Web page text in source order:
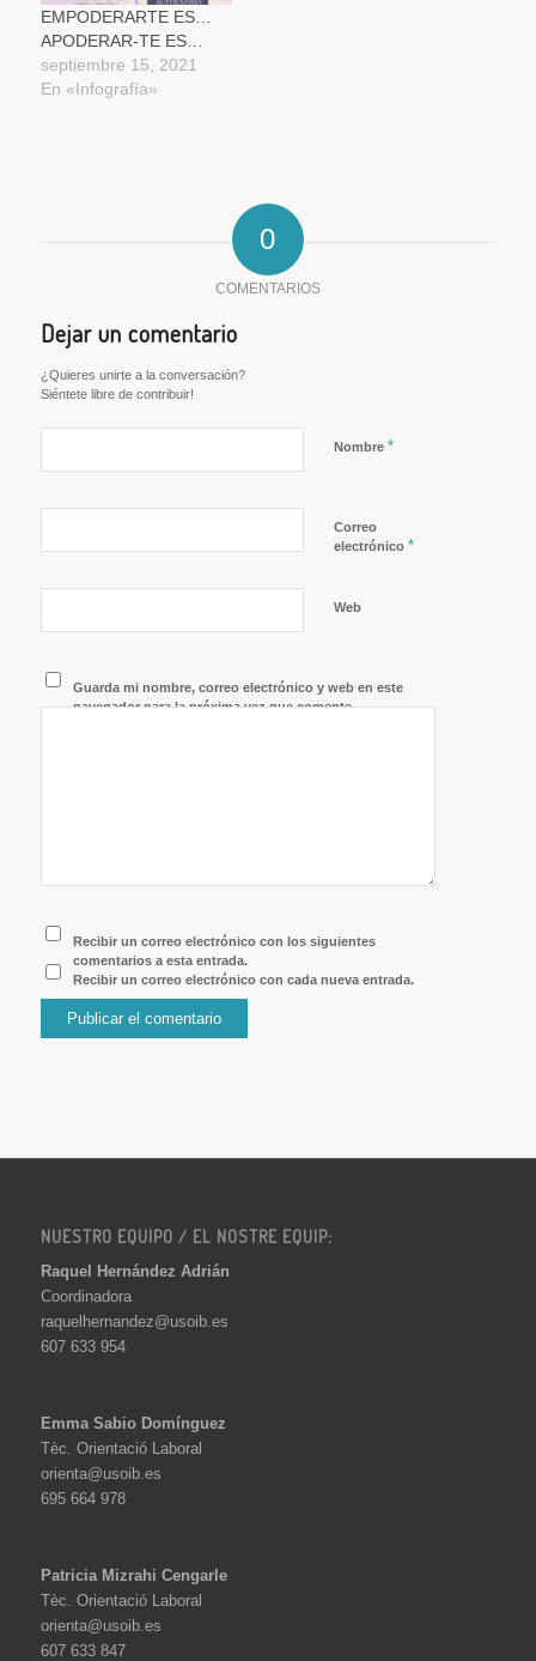
EMPODERARTE ES…
APODERAR-TE ES…
septiembre 15, 2021
En «Infografía»
0
COMENTARIOS
Dejar un comentario
¿Quieres unirte a la conversación?
Siéntete libre de contribuir!
Nombre *
Correo
electrónico *
Web
Guarda mi nombre, correo electrónico y web en este
navegador para la próxima vez que comente.
Recibir un correo electrónico con los siguientes
comentarios a esta entrada.
Recibir un correo electrónico con cada nueva entrada.
NUESTRO EQUIPO / EL NOSTRE EQUIP:
Raquel Hernández Adrián
Coordinadora
raquelhernandez@usoib.es
607 633 954
Emma Sabio Domínguez
Tèc. Orientació Laboral
orienta@usoib.es
695 664 978
Patricia Mizrahi Cengarle
Tèc. Orientació Laboral
orienta@usoib.es
607 633 847